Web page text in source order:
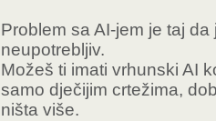
Problem sa AI-jem je taj
neupotrebljiv.
Možeš ti imati vrhunski AI
samo dječijim crtežima,
ništa više.